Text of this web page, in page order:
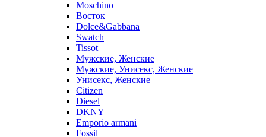
Moschino
Восток
Dolce&Gabbana
Swatch
Tissot
Мужские, Женские
Мужские, Унисекс, Женские
Унисекс, Женские
Citizen
Diesel
DKNY
Emporio armani
Fossil